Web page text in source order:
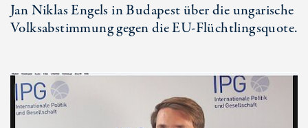
Jan Niklas Engels in Budapest über die ungarische
Volksabstimmung gegen die EU-Flüchtlingsquote.